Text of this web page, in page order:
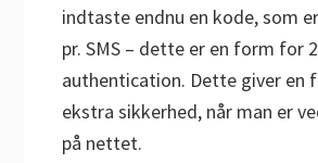
indtaste endnu en kode, som
pr. SMS – dette er en form for
authentication. Dette giver en
ekstra sikkerhed, når man er
på nettet.